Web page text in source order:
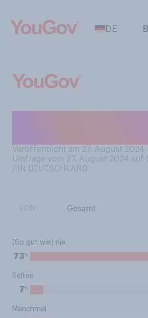
DE
Veröffentlicht am 27. August 2024
Umfrage vom 27. August 2024 auf
/ IN DEUTSCHLAND
(So gut wie) nie
73%
Selten
7%
Manchmal